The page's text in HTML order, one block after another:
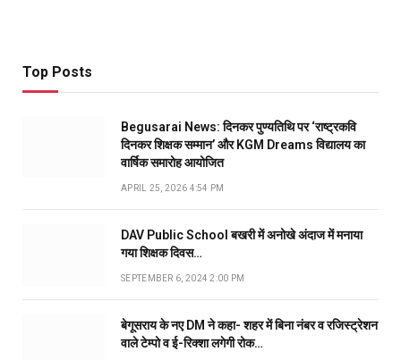
Top Posts
Begusarai News: दिनकर पुण्यतिथि पर ‘राष्ट्रकवि
दिनकर शिक्षक सम्मान’ और KGM Dreams विद्यालय का
वार्षिक समारोह आयोजित
APRIL 25, 2026 4:54 PM
DAV Public School बखरी में अनोखे अंदाज में मनाया
गया शिक्षक दिवस…
SEPTEMBER 6, 2024 2:00 PM
बेगूसराय के नए DM ने कहा- शहर में बिना नंबर व रजिस्ट्रेशन
वाले टेम्पो व ई-रिक्शा लगेगी रोक…